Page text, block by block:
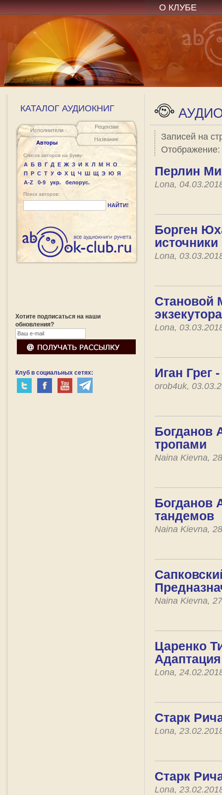
О КЛУБЕ
КАТАЛОГ АУДИОКНИГ
Исполнители
Авторы
Рецензии
Название
Список авторов на букву:
А Б В Г Д Е Ж З И К Л М Н О
П Р С Т У Ф Х Ц Ч Ш Щ Э Ю Я
A-Z
0-9 укр. белорус.
Поиск авторов:
НАЙТИ!
Хотите подписаться на наши
обновления?
Клуб в социальных сетях:
Записей на
Отображение:
Перлин
Lona,
Борген
источники
Lona,
Становой
экзекутора
Lona,
Иган Грег
orob4uk,
Богданов
тропами
Naina Kievna,
Богданов
тандемов
Naina Kievna,
Naina Kievna,
Царенко
Адаптация
Lona,
Старк
Lona,
Старк
Lona,